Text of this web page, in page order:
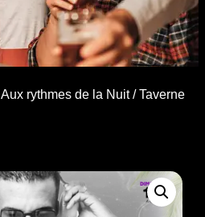
Aux rythmes de la Nuit/ Taverne